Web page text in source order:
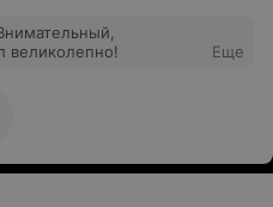
великолепно!
Еще